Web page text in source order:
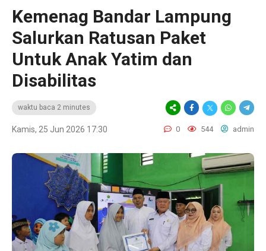
Kemenag Bandar Lampung
Salurkan Ratusan Paket
Untuk Anak Yatim dan
Disabilitas
waktu baca 2 minutes
Kamis, 25 Jun 2026 17:30 0 544 admin